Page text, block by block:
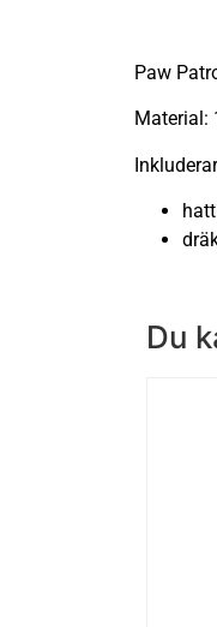
Paw
Material:
hatt
Du